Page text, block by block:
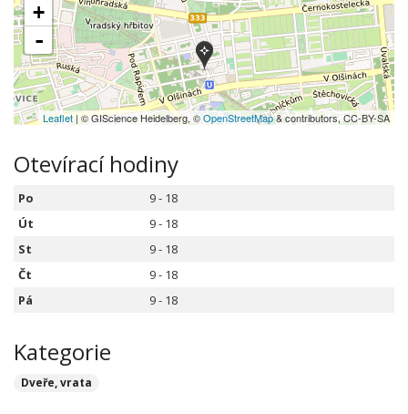
+
-
Leaflet| © GIScience Heidelberg, ©OpenStreetMap& contributors, CC-BY-SA
Otevírací hodiny
Po
9 - 18
Út
9 - 18
St
9 - 18
Čt
9 - 18
Pá
9 - 18
Kategorie
Dveře, vrata